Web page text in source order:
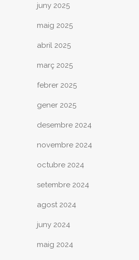
juny 2025
maig 2025
abril 2025
març 2025
febrer 2025
gener 2025
desembre 2024
novembre 2024
octubre 2024
setembre 2024
agost 2024
juny 2024
maig 2024